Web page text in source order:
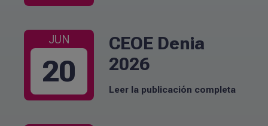
JUN
20
CEOE Denia
2026
Leer la publicación completa